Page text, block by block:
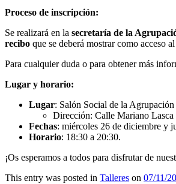
Proceso de inscripción:
Se realizará en la secretaría de la
recibo que se deberá mostrar como acceso
Para cualquier duda o para obtener más
Lugar y horario:
Lugar: Salón Social de la
Dirección: Calle Mariano Lasca
Fechas: miércoles 26 de diciembre y
Horario: 18:30 a 20:30.
¡Os esperamos a todos para disfrutar de
This entry was posted in Talleres on 07/11/